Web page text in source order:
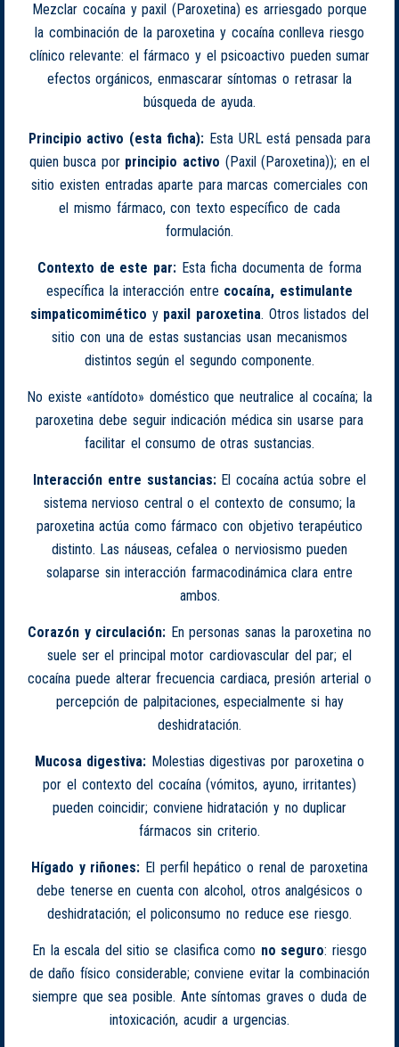
Mezclar cocaína y paxil (Paroxetina) es arriesgado porque
la combinación de la paroxetina y cocaína conlleva riesgo
clínico relevante: el fármaco y el psicoactivo pueden sumar
efectos orgánicos, enmascarar síntomas o retrasar la
búsqueda de ayuda.
Principio activo (esta ficha): Esta URL está pensada para
quien busca por principio activo (Paxil (Paroxetina)); en el
sitio existen entradas aparte para marcas comerciales con
el mismo fármaco, con texto específico de cada
formulación.
Contexto de este par:Esta ficha documenta de forma
específica la interacción entre cocaína, estimulante
simpaticomimético y paxil paroxetina. Otros listados del
sitio con una de estas sustancias usan mecanismos
distintos según el segundo componente.
No existe «antídoto» doméstico que neutralice al cocaína; la
paroxetina debe seguir indicación médica sin usarse para
facilitar el consumo de otras sustancias.
Interacción entre sustancias:El cocaína actúa sobre el
sistema nervioso central o el contexto de consumo; la
paroxetina actúa como fármaco con objetivo terapéutico
distinto. Las náuseas, cefalea o nerviosismo pueden
solaparse sin interacción farmacodinámica clara entre
ambos.
Corazón y circulación: En personas sanas la paroxetina no
suele ser el principal motor cardiovascular del par; el
cocaína puede alterar frecuencia cardiaca, presión arterial o
percepción de palpitaciones, especialmente si hay
deshidratación.
Mucosa digestiva: Molestias digestivas por paroxetina o
por el contexto del cocaína (vómitos, ayuno, irritantes)
pueden coincidir; conviene hidratación y no duplicar
fármacos sin criterio.
Hígado y riñones: El perfil hepático o renal de paroxetina
debe tenerse en cuenta con alcohol, otros analgésicos o
deshidratación; el policonsumo no reduce ese riesgo.
En la escala del sitio se clasifica como no seguro: riesgo
de daño físico considerable; conviene evitar la combinación
siempre que sea posible. Ante síntomas graves o duda de
intoxicación, acudir a urgencias.